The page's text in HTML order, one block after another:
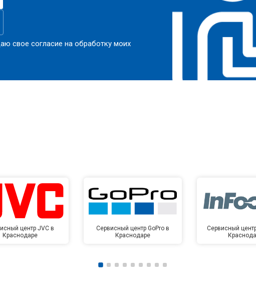
свое согласие на обработку моих
центр JVC в
Краснодаре
Сервисный центр GoPro в
Краснодаре
Сервисный